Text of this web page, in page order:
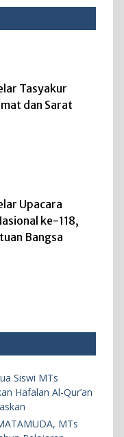
Tasyakur
dan Sarat
Upacara
ke-118,
Bangsa
ASAT
Akademik yang
Siswi MTs
Hafalan Al-Qur’an
MTs